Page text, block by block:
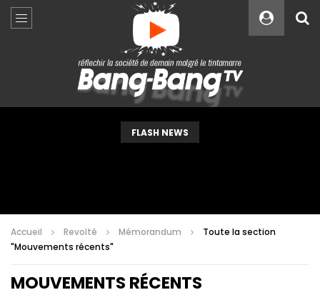
FLASH NEWS
Accueil Revolté Mémorandum
Toute la section
"Mouvements récents"
MOUVEMENTS RÉCENTS
Custom Amount
VEUILLEZ PATIENTER...